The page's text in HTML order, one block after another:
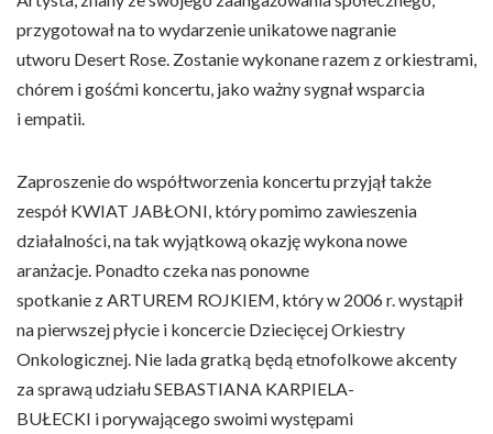
przygotował na to wydarzenie unikatowe nagranie
utworu Desert Rose. Zostanie wykonane razem z orkiestrami,
chórem i gośćmi koncertu, jako ważny sygnał wsparcia
i empatii.
Zaproszenie do współtworzenia koncertu przyjął także
zespół KWIAT JABŁONI, który pomimo zawieszenia
działalności, na tak wyjątkową okazję wykona nowe
aranżacje. Ponadto czeka nas ponowne
spotkanie z ARTUREM ROJKIEM, który w 2006 r. wystąpił
na pierwszej płycie i koncercie Dziecięcej Orkiestry
Onkologicznej. Nie lada gratką będą etnofolkowe akcenty
za sprawą udziału SEBASTIANA KARPIELA-
BUŁECKI i porywającego swoimi występami